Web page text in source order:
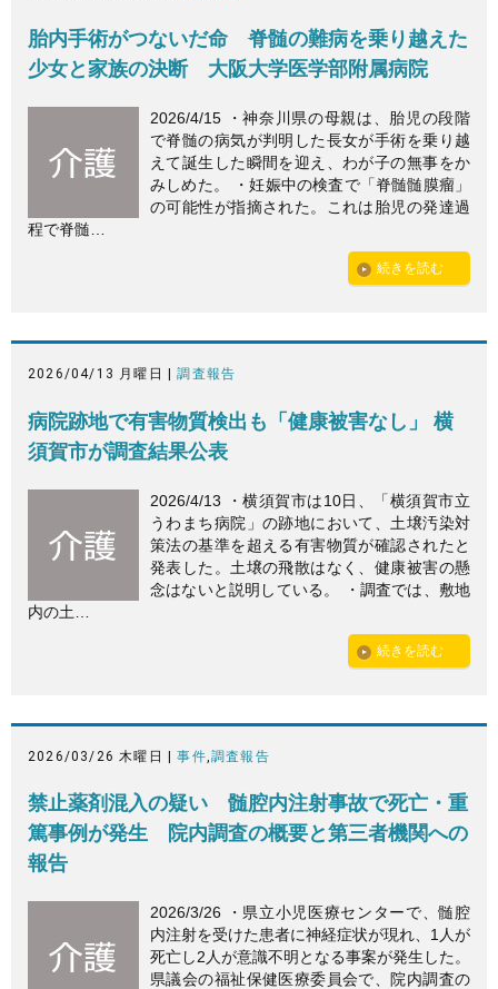
胎内手術がつないだ命 脊髄の難病を乗り越えた
少女と家族の決断 大阪大学医学部附属病院
2026/4/15 ・神奈川県の母親は、胎児の段階
で脊髄の病気が判明した長女が手術を乗り越
えて誕生した瞬間を迎え、わが子の無事をか
みしめた。 ・妊娠中の検査で「脊髄髄膜瘤」
の可能性が指摘された。これは胎児の発達過
程で脊髄…
続きを読む
2026/04/13 月曜日 |調査報告
病院跡地で有害物質検出も「健康被害なし」 横
須賀市が調査結果公表
2026/4/13 ・横須賀市は10日、「横須賀市立
うわまち病院」の跡地において、土壌汚染対
策法の基準を超える有害物質が確認されたと
発表した。土壌の飛散はなく、健康被害の懸
念はないと説明している。 ・調査では、敷地
内の土…
続きを読む
2026/03/26 木曜日 |事件 ,調査報告
禁止薬剤混入の疑い 髄腔内注射事故で死亡・重
篤事例が発生 院内調査の概要と第三者機関への
報告
2026/3/26 ・県立小児医療センターで、髄腔
内注射を受けた患者に神経症状が現れ、1人が
死亡し2人が意識不明となる事案が発生した。
県議会の福祉保健医療委員会で、院内調査の